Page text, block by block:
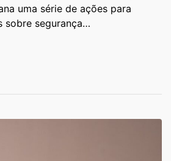
uma série de ações para
sobre segurança…